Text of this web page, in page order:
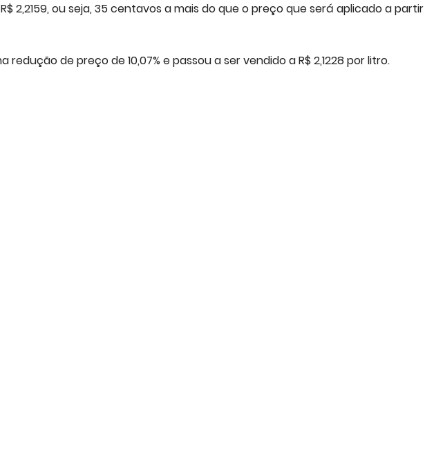
2,2159, ou seja, 35 centavos a mais do que o preço que será aplicado a partir
redução de preço de 10,07% e passou a ser vendido a R$ 2,1228 por litro.